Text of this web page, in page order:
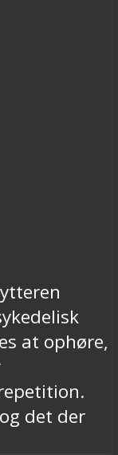
at ophøre,
det der